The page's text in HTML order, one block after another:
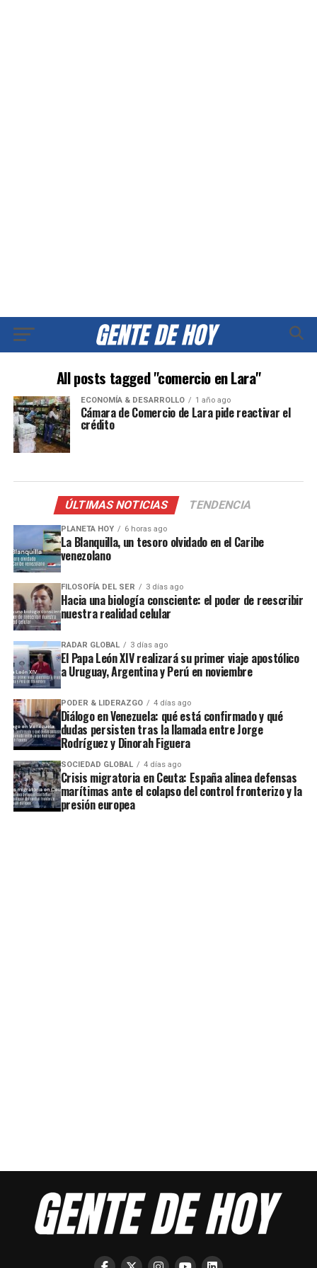
All posts tagged "comercio en Lara"
ECONOMÍA & DESARROLLO 1 año ago
Cámara de Comercio de Lara pide reactivar el
crédito
ÚLTIMAS NOTICIAS TENDENCIA
PLANETA HOY 6 horas ago
La Blanquilla, un tesoro olvidado en el Caribe
venezolano
FILOSOFÍA DEL SER 3 días ago
Hacia una biología consciente: el poder de reescribir
nuestra realidad celular
RADAR GLOBAL 3 días ago
El Papa León XIV realizará su primer viaje apostólico
a Uruguay, Argentina y Perú en noviembre
PODER & LIDERAZGO 4 días ago
Diálogo en Venezuela: qué está confirmado y qué
dudas persisten tras la llamada entre Jorge
Rodríguez y Dinorah Figuera
SOCIEDAD GLOBAL 4 días ago
Crisis migratoria en Ceuta: España alinea defensas
marítimas ante el colapso del control fronterizo y la
presión europea